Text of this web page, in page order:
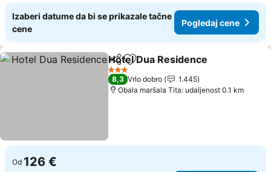
Izaberi datume da bi se prikazale tačne
cene
Pogledaj cene
Deli Dodati u favorite
Hotel Dua Residence
3 Zvezdice
8,3 Vrlo dobro
1.445
Obala maršala Tita: udaljenost 0.1 km
Od 126 €